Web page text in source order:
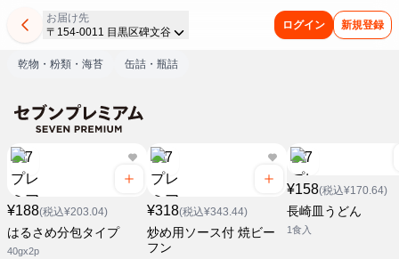
お届け先
〒154-0011 目黒区碑文谷
ログイン 新規登録
乾物・粉類・海苔 缶詰・瓶詰
¥188(税込¥203.04)
はるさめ分包タイプ
40gx2p
¥318(税込¥343.44)
炒め用ソース付 焼ビー
フン
¥158(税込¥170.64)
長崎皿うどん
1食入